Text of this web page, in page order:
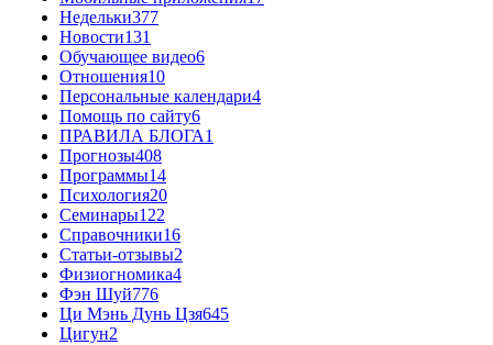
Недельки377
Новости131
Обучающее видео6
Отношения10
Персональные календари4
Помощь по сайту6
ПРАВИЛА БЛОГА1
Прогнозы408
Программы14
Психология20
Семинары122
Справочники16
Статьи-отзывы2
Физиогномика4
Фэн Шуй776
Ци Мэнь Дунь Цзя645
Цигун2